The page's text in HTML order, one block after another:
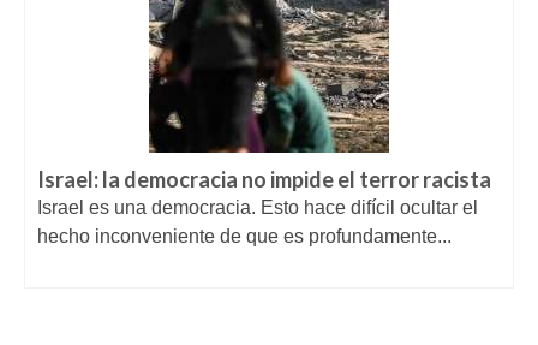
Israel: la democracia no impide el terror racista
Israel es una democracia. Esto hace difícil ocultar el
hecho inconveniente de que es profundamente...